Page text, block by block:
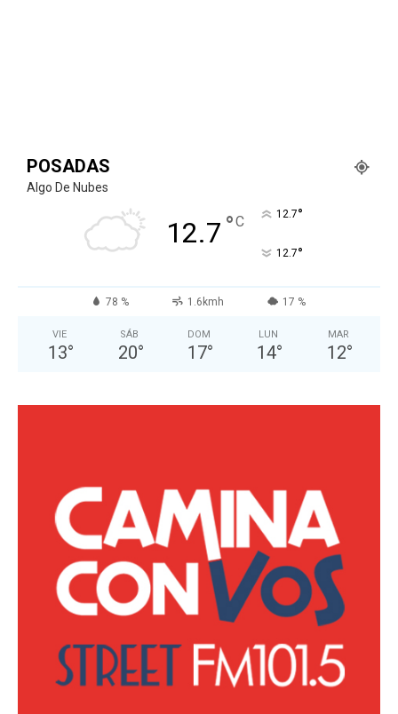
POSADAS
Algo De Nubes
12.7 °C 12.7°
12.7°
78 % 1.6kmh 17 %
VIE
13°
SÁB
20°
DOM
17°
LUN
14°
MAR
12°